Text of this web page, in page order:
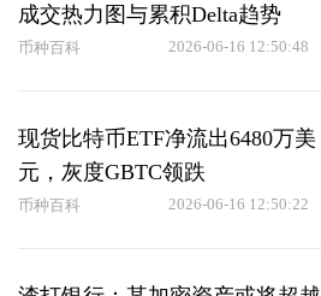
成交热力图与累积Delta趋势
币种百科 2026-06-16 12:50:48
现货比特币ETF净流出6480万美
元，灰度GBTC领跌
币种百科 2026-06-16 12:50:22